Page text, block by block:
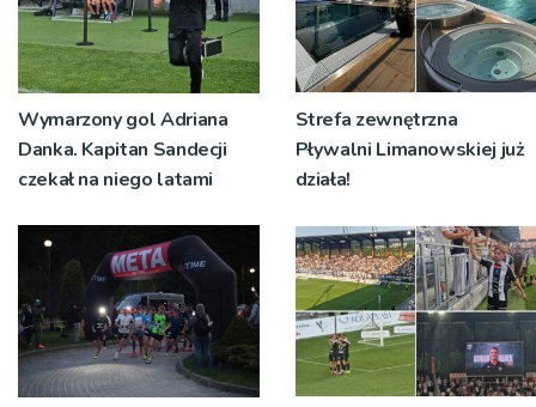
Wymarzony gol Adriana
Danka. Kapitan Sandecji
czekał na niego latami
Strefa zewnętrzna
Pływalni Limanowskiej już
działa!